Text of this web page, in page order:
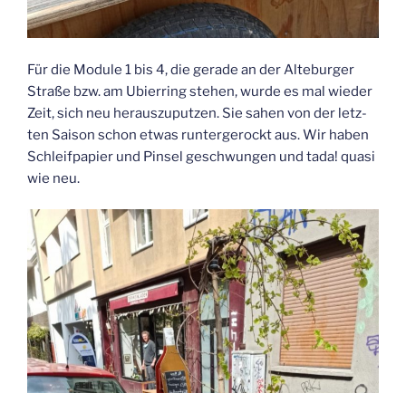
Für die Modu­le 1 bis 4, die gera­de an der Alte­bur­ger
Stra­ße bzw. am Ubier­ring ste­hen, wur­de es mal wie­der
Zeit, sich neu her­aus­zu­put­zen. Sie sahen von der letz­
ten Sai­son schon etwas run­ter­ge­rockt aus. Wir haben
Schleif­pa­pier und Pin­sel geschwun­gen und tada! qua­si
wie neu.